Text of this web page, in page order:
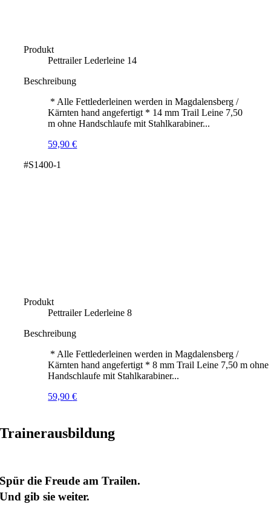
Produkt
Pettrailer Lederleine 14
Beschreibung
* Alle Fettlederleinen werden in Magdalensberg /
Kärnten hand angefertigt * 14 mm Trail Leine 7,50
m ohne Handschlaufe mit Stahlkarabiner...
59,90€
#S1400-1
Produkt
Pettrailer Lederleine 8
Beschreibung
* Alle Fettlederleinen werden in Magdalensberg /
Kärnten hand angefertigt * 8 mm Trail Leine 7,50 m ohne
Handschlaufe mit Stahlkarabiner...
59,90€
Trainerausbildung
Spür die Freude am Trailen.
Und gib sie weiter.